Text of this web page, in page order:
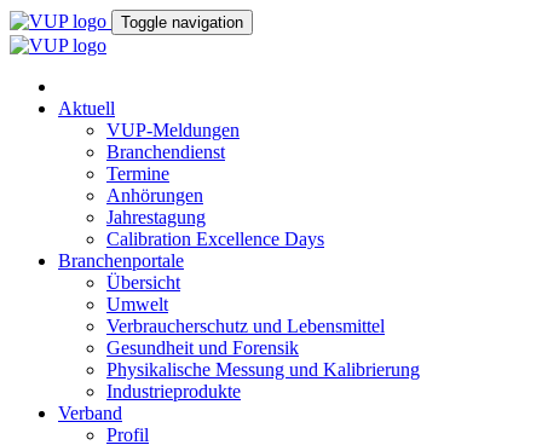
Toggle navigation
Aktuell
VUP-Meldungen
Branchendienst
Termine
Anhörungen
Jahrestagung
Calibration Excellence Days
Branchenportale
Übersicht
Umwelt
Verbraucherschutz und Lebensmittel
Gesundheit und Forensik
Physikalische Messung und Kalibrierung
Industrieprodukte
Verband
Profil